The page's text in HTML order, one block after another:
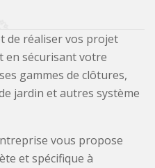
de réaliser vos projet
en sécurisant votre
gammes de clôtures,
jardin et autres système
vous propose
et spécifique à